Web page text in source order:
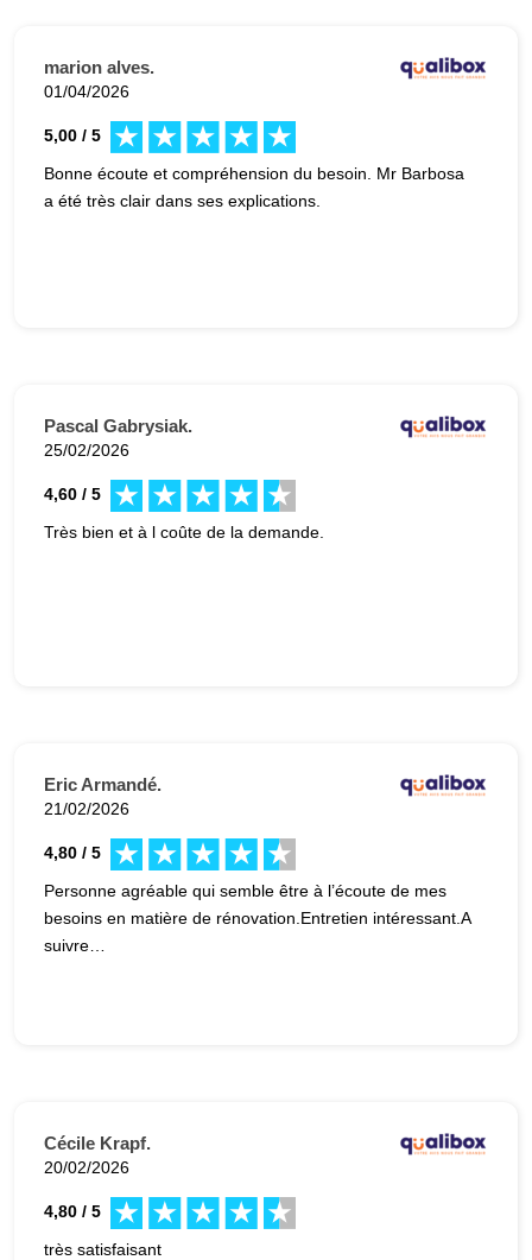
marion alves.
01/04/2026
5,00 / 5
Bonne écoute et compréhension du besoin. Mr Barbosa
a été très clair dans ses explications.
Pascal Gabrysiak.
25/02/2026
4,60 / 5
Très bien et à l coûte de la demande.
Eric Armandé.
21/02/2026
4,80 / 5
Personne agréable qui semble être à l’écoute de mes
besoins en matière de rénovation.Entretien intéressant.A
suivre…
Cécile Krapf.
20/02/2026
4,80 / 5
très satisfaisant